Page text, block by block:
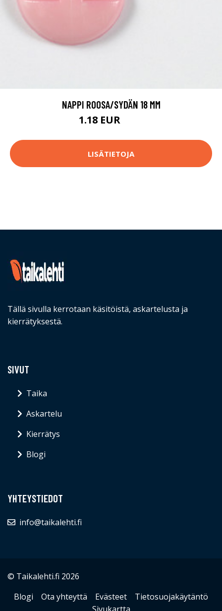
NAPPI ROOSA/SYDÄN 18 MM
1.18 EUR
LISÄTIETOJA
Tällä sivulla kerrotaan käsitöistä, askartelusta ja
kierrätyksestä.
SIVUT
Taika
Askartelu
Kierrätys
Blogi
YHTEYSTIEDOT
info@taikalehti.fi
© Taikalehti.fi 2026
Blogi
Ota yhteyttä Evästeet
Tietosuojakäytäntö